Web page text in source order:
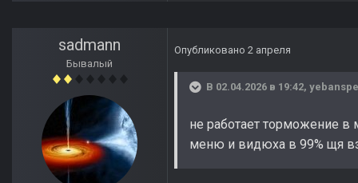
sadmann
Бывалый
Опубликовано 2 апреля
В 02.04.2026 в 19:42,
не работает торможение в
меню и видюха в 99% щя